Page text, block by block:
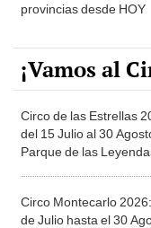
provincias desde HOY
¡Vamos al
Circo de las Estrellas
del 15 Julio al 30
Parque de las
Circo Montecarlo
de Julio hasta el 30